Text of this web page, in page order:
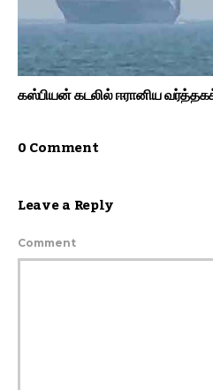
கஸ்பியன் கடலில் ஈரானிய
0 Comment
Leave a Reply
Comment